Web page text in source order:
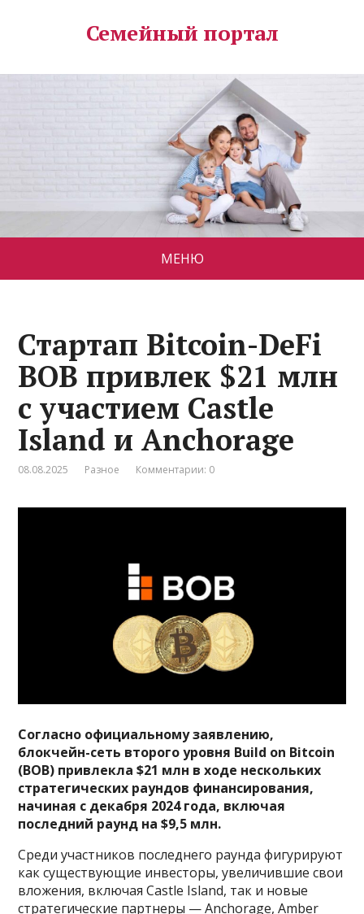
Семейный портал
МЕНЮ
Стартап Bitcoin-DeFi
BOB привлек $21 млн
с участием Castle
Island и Anchorage
08.08.2025 Разное Комментарии: 0
Согласно официальному заявлению,
блокчейн-сеть второго уровня Build on Bitcoin
(BOB) привлекла $21 млн в ходе нескольких
стратегических раундов финансирования,
начиная с декабря 2024 года, включая
последний раунд на $9,5 млн.
Среди участников последнего раунда фигурируют
как существующие инвесторы, увеличившие свои
вложения, включая Castle Island, так и новые
стратегические партнеры — Anchorage, Amber